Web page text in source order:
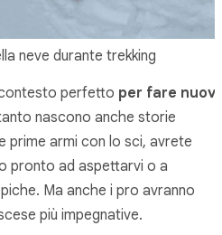
neve durante trekking
perfetto per fare
nascono anche storie
prime armi con lo sci, avrete
pronto ad aspettarvi o a
Ma anche i pro avranno
più impegnative.